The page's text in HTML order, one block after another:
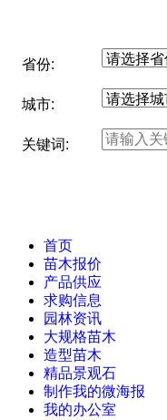
省份:
城市:
关键词:
首页
苗木报价
产品供应
求购信息
园林资讯
大规格苗木
造型苗木
精品景观石
制作我的微海报
我的办公室